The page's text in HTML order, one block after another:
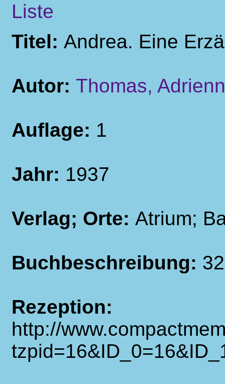
Liste
Titel: Andrea. Eine
Autor: Thomas,
Auflage: 1
Jahr: 1937
Verlag; Orte: Atrium;
Buchbeschreibung:
Rezeption:
http://